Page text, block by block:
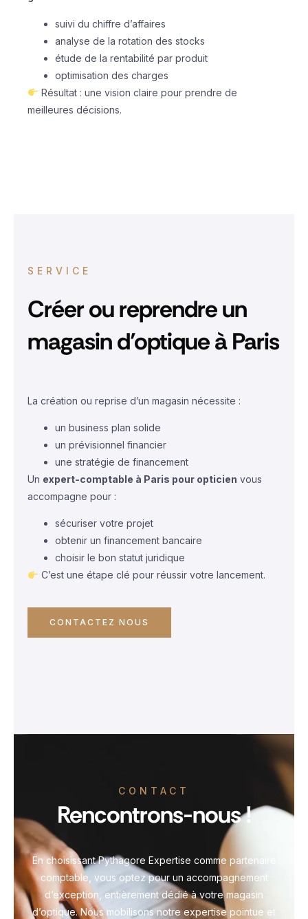
suivi du chiffre d’affaires
analyse de la rotation des stocks
étude de la rentabilité par produit
optimisation des charges
Résultat : une vision claire pour prendre de
meilleures décisions.
SERVICE
Créer ou reprendre un
magasin d’optique à Paris
La création ou reprise d’un magasin nécessite :
un business plan solide
un prévisionnel financier
une stratégie de financement
Un expert-comptable à Paris pour opticien vous
accompagne pour :
sécuriser votre projet
obtenir un financement bancaire
choisir le bon statut juridique
C’est une étape clé pour réussir votre lancement.
CONTACTEZ NOUS
CONTACT
Rencontrons-nous !
En choisissant Pythagore Expertise comme partenaire
comptable, vous optez pour un accompagnement
d’exception, entièrement dédié à votre magasin
d’optique. Nous mobilisons notre expertise pointue et